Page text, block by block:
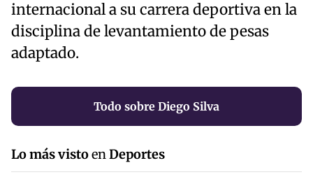
internacional a su carrera deportiva en la
disciplina de levantamiento de pesas
adaptado.
Todo sobre Diego Silva
Lo más vistoenDeportes